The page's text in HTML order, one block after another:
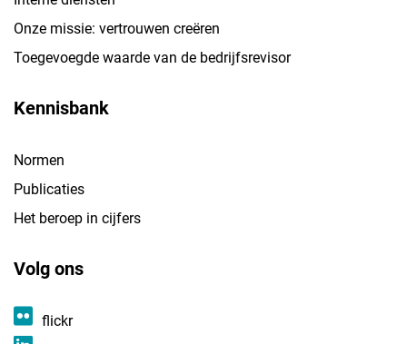
Onze missie: vertrouwen creëren
Toegevoegde waarde van de bedrijfsrevisor
Kennisbank
Normen
Publicaties
Het beroep in cijfers
Volg ons
flickr